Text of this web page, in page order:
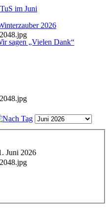
im Juni
2026
sagen „Vielen Dank“
Juni 2026